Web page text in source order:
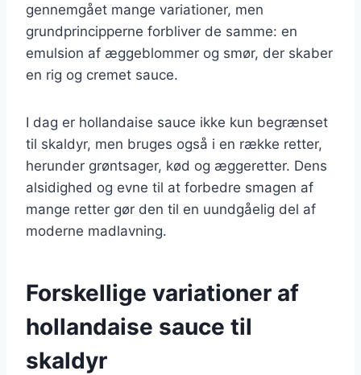
gennemgået mange variationer, men
grundprincipperne forbliver de samme: en
emulsion af æggeblommer og smør, der skaber
en rig og cremet sauce.
I dag er hollandaise sauce ikke kun begrænset
til skaldyr, men bruges også i en række retter,
herunder grøntsager, kød og æggeretter. Dens
alsidighed og evne til at forbedre smagen af
mange retter gør den til en uundgåelig del af
moderne madlavning.
Forskellige variationer af
hollandaise sauce til
skaldyr